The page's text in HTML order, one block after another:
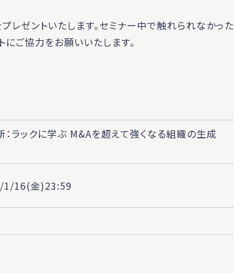
ゼントいたします。セミナー中で触れられなかった
ご協力をお願いいたします。
ラックに学ぶ M&Aを超えて強くなる組織の生成
16(金)23:59